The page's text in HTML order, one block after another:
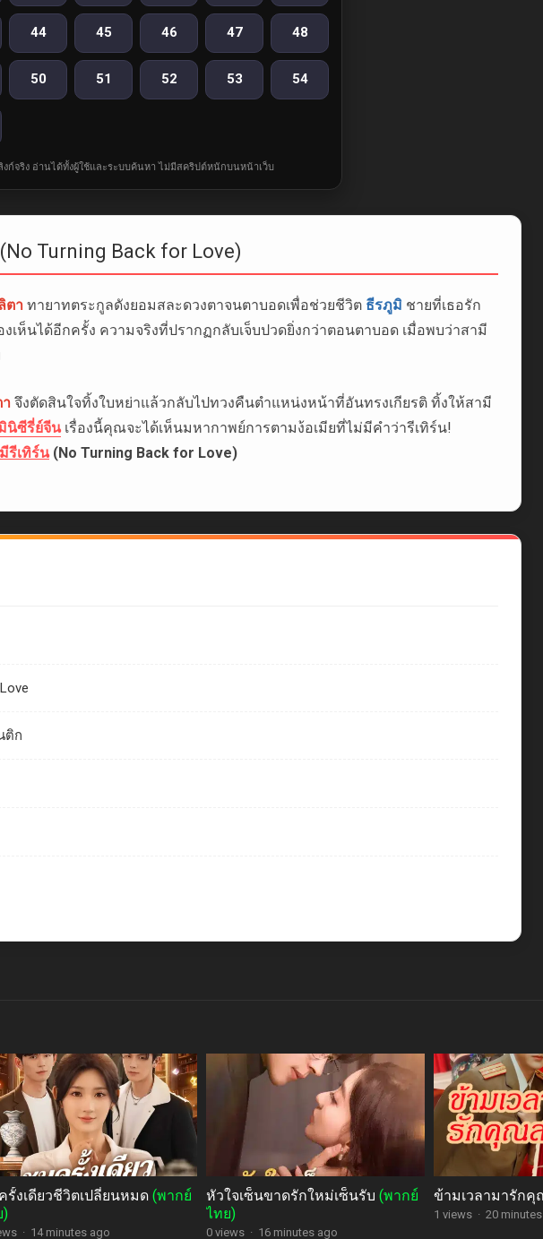
44 45 46 47 48
50 51 52 53 54
งก์จริง อ่านได้ทั้งผู้ใช้และระบบค้นหา ไม่มีสคริปต์หนักบนหน้าเว็บ
Turning Back for Love)
ตา ทายาทตระกูลดังยอมสละดวงตาจนตาบอดเพื่อช่วยชีวิต ธีรภูมิ ชายที่เธอรัก
เห็นได้อีกครั้ง ความจริงที่ปรากฏกลับเจ็บปวดยิ่งกว่าตอนตาบอด เมื่อพบว่าสามี
จึงตัดสินใจทิ้งใบหย่าแล้วกลับไปทวงคืนตำแหน่งหน้าที่อันทรงเกียรติ ทิ้งให้สามี
นิซีรี่ย์จีนเรื่องนี้คุณจะได้เห็นมหากาพย์การตามง้อเมียที่ไม่มีคำว่ารีเทิร์น!
รีเทิร์น(No Turning Back for Love)
ติก
รั้งเดียวชีวิตเปลี่ยนหมด (พากย์
)
· 14 minutes ago
หัวใจเซ็นขาดรักใหม่เซ็นรับ (พากย์
ไทย)
0 views · 16 minutes ago
ข้ามเวลามารัก
1 views · 20